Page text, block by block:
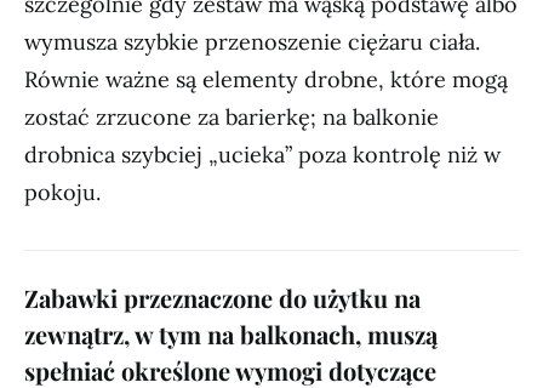
wymusza szybkie przenoszenie ciężaru ciała.
Równie ważne są elementy drobne, które mogą
zostać zrzucone za barierkę; na balkonie
drobnica szybciej „ucieka” poza kontrolę niż w
pokoju.
Zabawki przeznaczone do użytku na
zewnątrz, w tym na balkonach, muszą
spełniać określone wymogi dotyczące